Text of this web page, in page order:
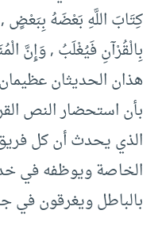
كِتَابَ اللَّهِ بَعْضَهُ بِبَعْضٍ ,
بِالْقُرْآنِ فَيُغْلَبُ , وَإِنَّ
هذان الحديثان
بأن استحضار النص
الذي يحدث أن كل
الخاصة ويوظفه في
بالباطل ويغرقون في